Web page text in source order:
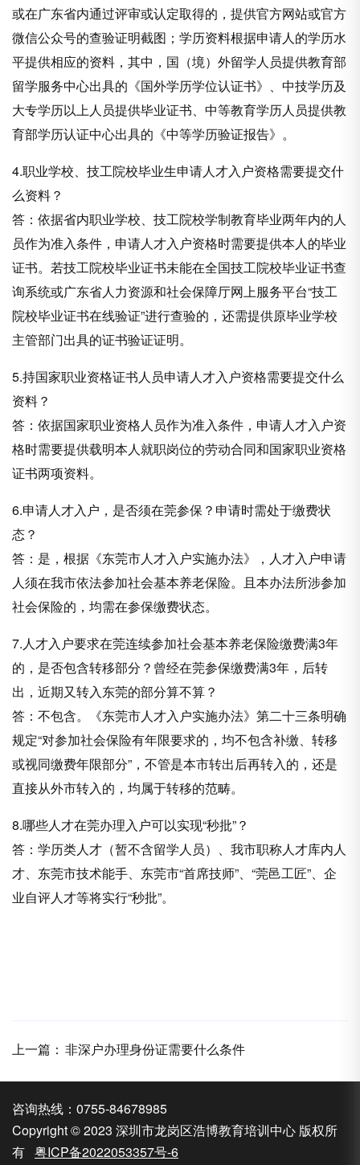
或在广东省内通过评审或认定取得的，提供官方网站或官方
微信公众号的查验证明截图；学历资料根据申请人的学历水
平提供相应的资料，其中，国（境）外留学人员提供教育部
留学服务中心出具的《国外学历学位认证书》、中技学历及
大专学历以上人员提供毕业证书、中等教育学历人员提供教
育部学历认证中心出具的《中等学历验证报告》。
4.职业学校、技工院校毕业生申请人才入户资格需要提交什
么资料？
答：依据省内职业学校、技工院校学制教育毕业两年内的人
员作为准入条件，申请人才入户资格时需要提供本人的毕业
证书。若技工院校毕业证书未能在全国技工院校毕业证书查
询系统或广东省人力资源和社会保障厅网上服务平台“技工
院校毕业证书在线验证”进行查验的，还需提供原毕业学校
主管部门出具的证书验证证明。
5.持国家职业资格证书人员申请人才入户资格需要提交什么
资料？
答：依据国家职业资格人员作为准入条件，申请人才入户资
格时需要提供载明本人就职岗位的劳动合同和国家职业资格
证书两项资料。
6.申请人才入户，是否须在莞参保？申请时需处于缴费状
态？
答：是，根据《东莞市人才入户实施办法》，人才入户申请
人须在我市依法参加社会基本养老保险。且本办法所涉参加
社会保险的，均需在参保缴费状态。
7.人才入户要求在莞连续参加社会基本养老保险缴费满3年
的，是否包含转移部分？曾经在莞参保缴费满3年，后转
出，近期又转入东莞的部分算不算？
答：不包含。《东莞市人才入户实施办法》第二十三条明确
规定“对参加社会保险有年限要求的，均不包含补缴、转移
或视同缴费年限部分”，不管是本市转出后再转入的，还是
直接从外市转入的，均属于转移的范畴。
8.哪些人才在莞办理入户可以实现“秒批”？
答：学历类人才（暂不含留学人员）、我市职称人才库内人
才、东莞市技术能手、东莞市“首席技师”、“莞邑工匠”、企
业自评人才等将实行“秒批”。
上一篇： 非深户办理身份证需要什么条件
咨询热线：0755-84678985
Copyright © 2023 深圳市龙岗区浩博教育培训中心 版权所
有 粤ICP备2022053357号-6